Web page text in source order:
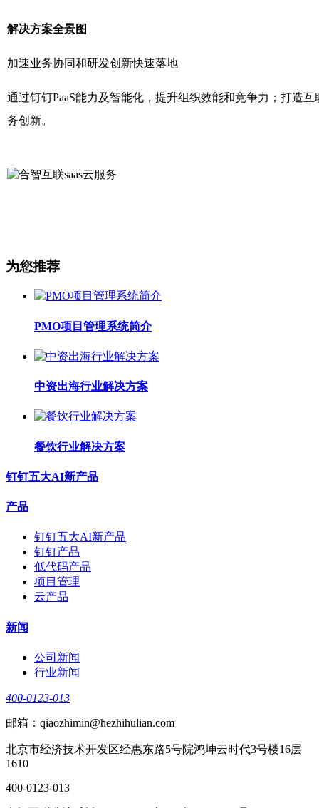
解决方案全景图
加速业务协同和研发创新快速落地
通过钉钉PaaS能力及智能化，提升组织效能和竞争力；打造
务创新。
为您推荐
PMO项目管理系统简介
中资出海行业解决方案
餐饮行业解决方案
钉钉五大AI新产品
产品
钉钉五大AI新产品
钉钉产品
低代码产品
项目管理
云产品
新闻
公司新闻
行业新闻
400-0123-013
邮箱：qiaozhimin@hezhihulian.com
北京市经济技术开发区经惠东路5号院鸿坤云时代3号楼16层
1610
400-0123-013